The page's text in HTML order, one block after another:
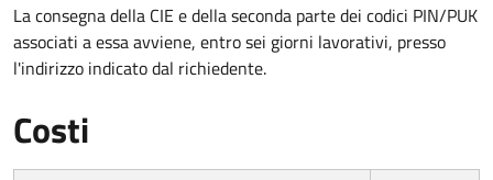
La consegna della CIE e della seconda parte dei codici PIN/PUK
associati a essa avviene, entro sei giorni lavorativi, presso
l'indirizzo indicato dal richiedente.
Costi